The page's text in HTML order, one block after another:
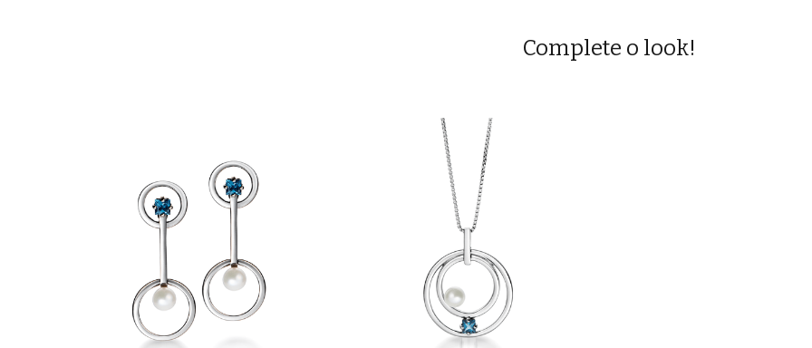
Complete o look!